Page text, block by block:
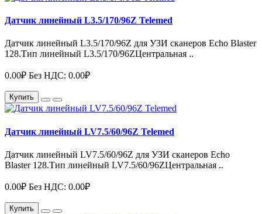
Датчик линейный L3.5/170/96Z Telemed
Датчик линейный L3.5/170/96Z для УЗИ сканеров Echo Blaster
128.Тип линейный L3.5/170/96ZЦентральная ..
0.00₽ Без НДС: 0.00₽
Купить
Датчик линейный LV7.5/60/96Z Telemed
Датчик линейный LV7.5/60/96Z для УЗИ сканеров Echo
Blaster 128.Тип линейный LV7.5/60/96ZЦентральная ..
0.00₽ Без НДС: 0.00₽
Купить